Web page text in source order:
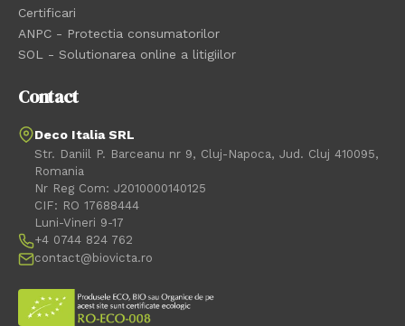
Certificari
ANPC - Protectia consumatorilor
SOL - Solutionarea online a litigiilor
Contact
Deco Italia SRL
Str. Daniil P. Barceanu nr 9, Cluj-Napoca, Jud. Cluj 410095,
Romania
Nr Reg Com: J2010000140125
CIF: RO 17688444
Luni-Vineri 9-17
+4 0744 824 762
contact@biovicta.ro